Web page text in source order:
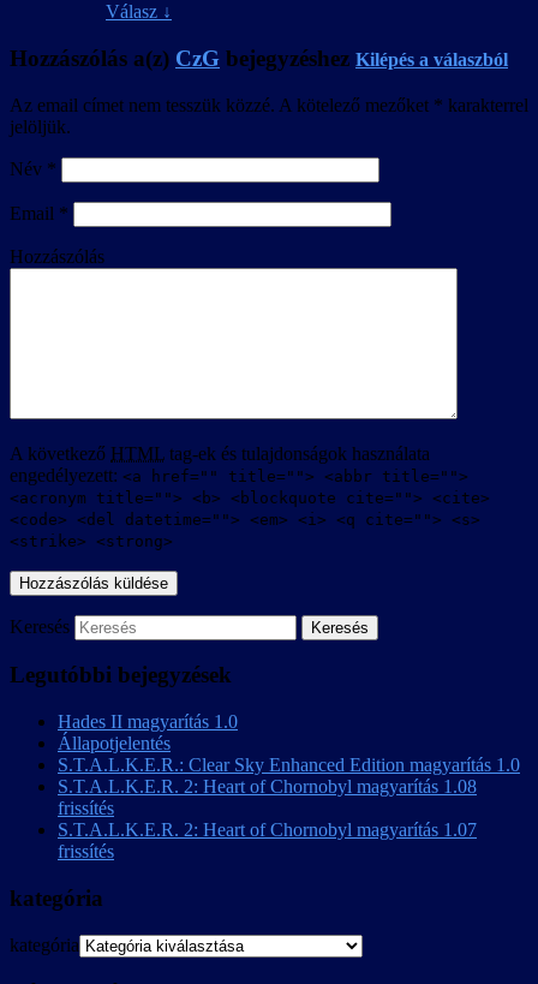
Válasz ↓
Hozzászólás a(z) CzG bejegyzéshez Kilépés a válaszból
Az email címet nem tesszük közzé. A kötelező mezőket * karakterrel
jelöljük.
Név *
Email *
Hozzászólás
A következő HTML tag-ek és tulajdonságok használata
engedélyezett: <a href="" title=""> <abbr title="">
<acronym title=""> <b> <blockquote cite=""> <cite>
<code> <del datetime=""> <em> <i> <q cite=""> <s>
<strike> <strong>
Keresés
Legutóbbi bejegyzések
Hades II magyarítás 1.0
Állapotjelentés
S.T.A.L.K.E.R.: Clear Sky Enhanced Edition magyarítás 1.0
S.T.A.L.K.E.R. 2: Heart of Chornobyl magyarítás 1.08
frissítés
S.T.A.L.K.E.R. 2: Heart of Chornobyl magyarítás 1.07
frissítés
kategória
kategória